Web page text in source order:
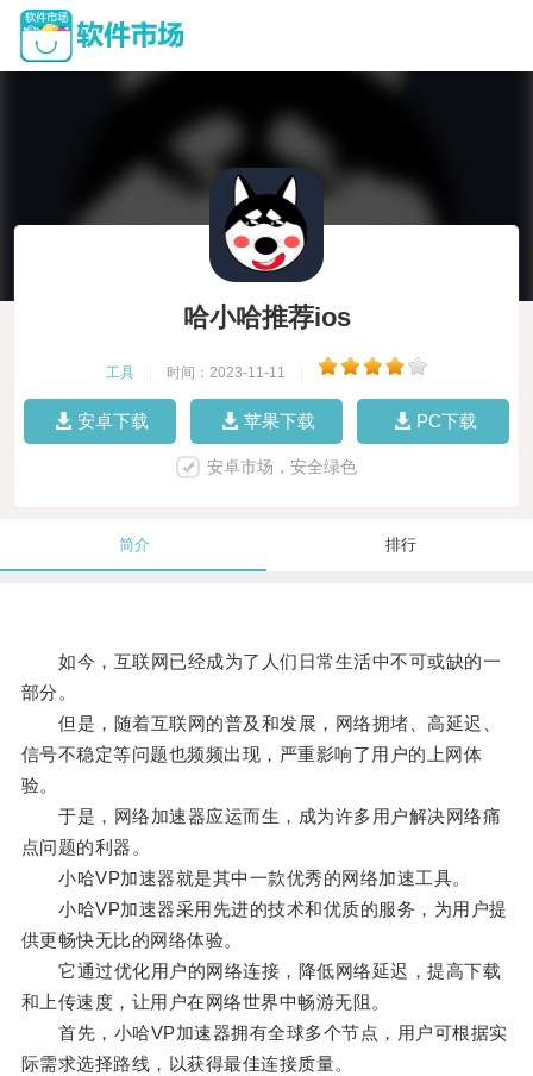
哈小哈推荐ios
工具 时间：2023-11-11
安卓下载 苹果下载 PC下载
安卓市场，安全绿色
简介 排行
如今，互联网已经成为了人们日常生活中不可或缺的一
部分。
但是，随着互联网的普及和发展，网络拥堵、高延迟、
信号不稳定等问题也频频出现，严重影响了用户的上网体
验。
于是，网络加速器应运而生，成为许多用户解决网络痛
点问题的利器。
小哈VP加速器就是其中一款优秀的网络加速工具。
小哈VP加速器采用先进的技术和优质的服务，为用户提
供更畅快无比的网络体验。
它通过优化用户的网络连接，降低网络延迟，提高下载
和上传速度，让用户在网络世界中畅游无阻。
首先，小哈VP加速器拥有全球多个节点，用户可根据实
际需求选择路线，以获得最佳连接质量。